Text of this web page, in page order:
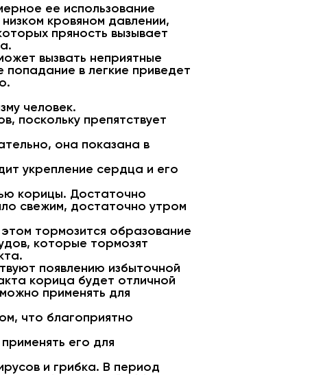
ее использование
кровяном давлении,
пряность вызывает
вызвать неприятные
в легкие приведет
человек.
поскольку препятствует
она показана в
укрепление сердца и его
корицы. Достаточно
свежим, достаточно утром
тормозится образование
которые тормозят
появлению избыточной
корица будет отличной
применять для
что благоприятно
его для
и грибка. В период